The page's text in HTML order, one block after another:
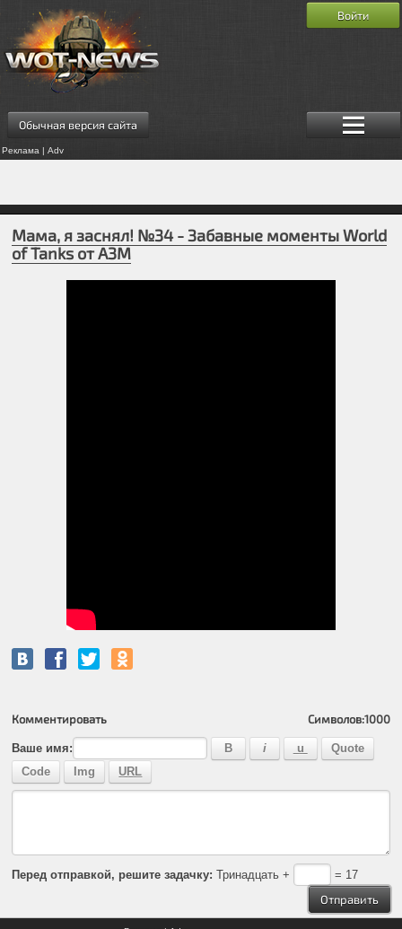
Обычная версия сайта
Реклама | Adv
Войти
Мама, я заснял! №34 - Забавные моменты World
of Tanks от A3M
Комментировать Символов:1000
Ваше имя:
Перед отправкой, решите задачку: Тринадцать + = 17